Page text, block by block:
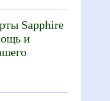
Sapphire
и